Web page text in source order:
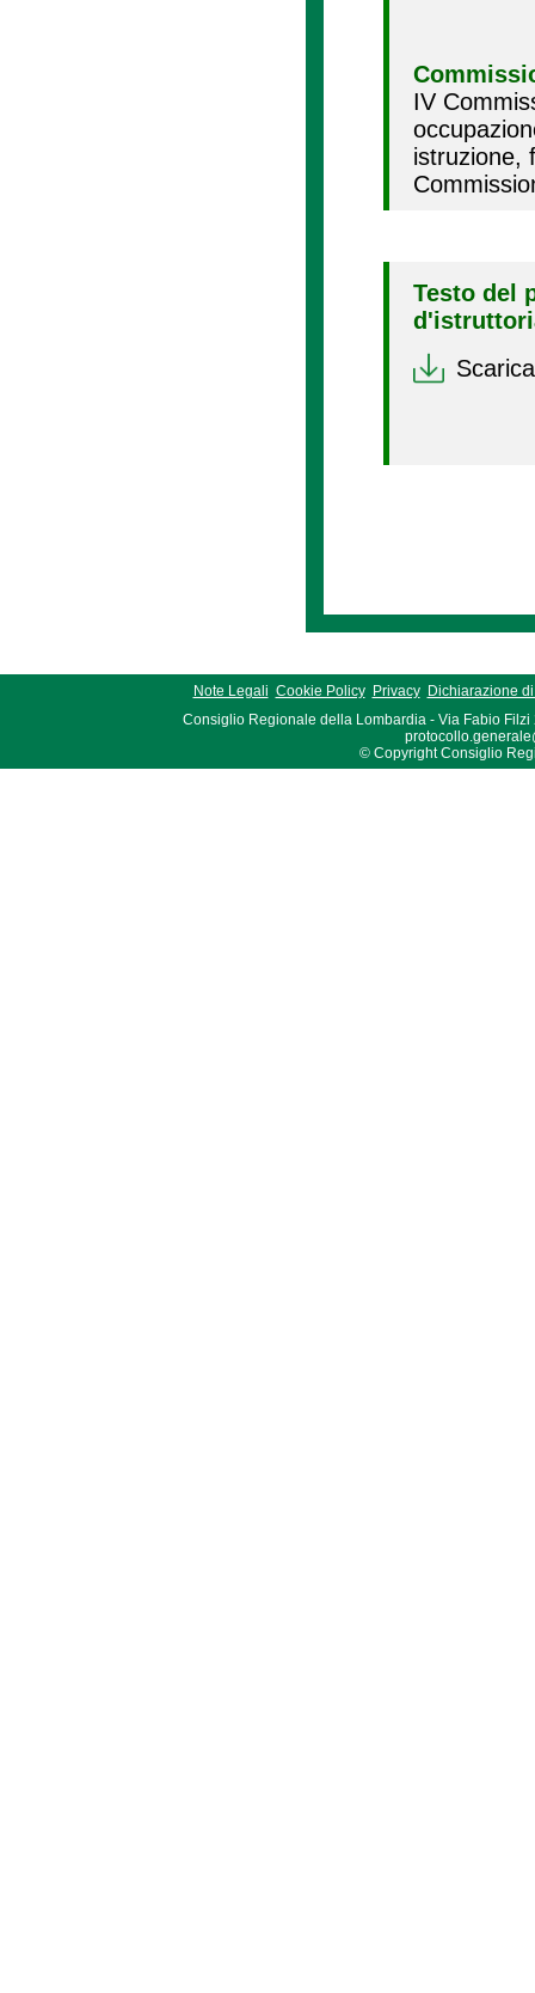
IV
istruzione,
Testo del
Note Legali Cookie Policy Privacy
Dichiarazione
Consiglio Regionale della Lombardia - Via Fabio Filzi
© Copyright Consiglio